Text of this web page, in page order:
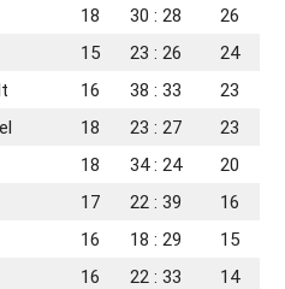
18 30 : 28
26
15 23 : 26
24
16 38 : 33
23
18 23 : 27
23
18 34 : 24
20
17 22 : 39
16
16 18 : 29
15
16 22 : 33
14